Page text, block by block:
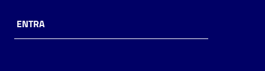
online
ENTRA